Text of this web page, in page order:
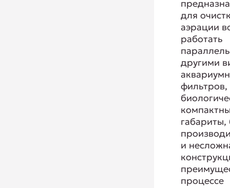
для
аэрации
работать
другими
и
процессе